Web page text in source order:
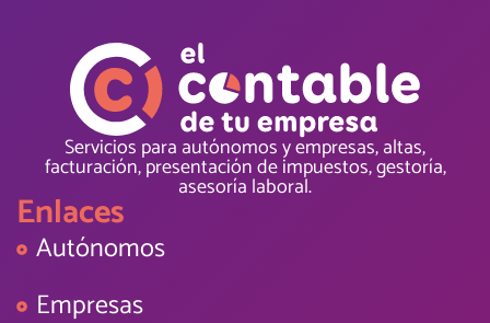
Servicios para autónomos y empresas, altas,
facturación, presentación de impuestos, gestoría,
asesoría laboral.
Enlaces
Autónomos
Empresas